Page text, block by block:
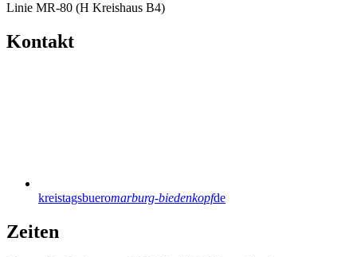
Linie MR-80 (H Kreishaus B4)
Kontakt
kreistagsbueromarburg-biedenkopfde
Zeiten